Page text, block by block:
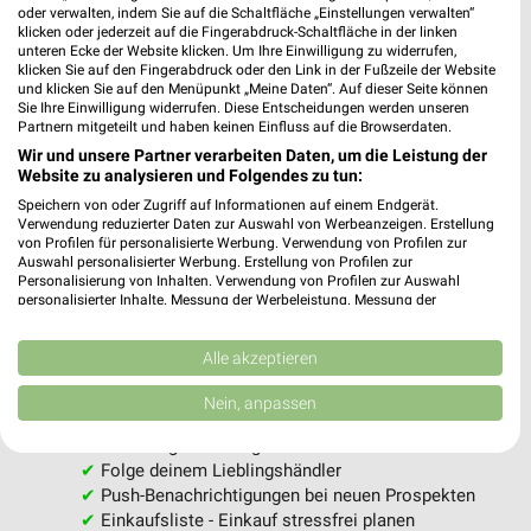
Jetzt alle "Angebote ab Donnerstag" Themen entdecken!
MEHR PROSPEKTE
weekli - Prospekte & Angebote App
Alle PENNY Angebote immer griffbereit – mit der kostenlosen
weekli App für iOS & Android.
✔ Folge deinem Lieblingshändler
✔ Push-Benachrichtigungen bei neuen Prospekten
✔ Einkaufsliste - Einkauf stressfrei planen
oder verwalten, indem Sie auf die Schaltfläche „Einstellungen verwalten“
klicken oder jederzeit auf die Fingerabdruck-Schaltfläche in der linken
unteren Ecke der Website klicken. Um Ihre Einwilligung zu widerrufen,
klicken Sie auf den Fingerabdruck oder den Link in der Fußzeile der Website
und klicken Sie auf den Menüpunkt „Meine Daten“. Auf dieser Seite können
Sie Ihre Einwilligung widerrufen. Diese Entscheidungen werden unseren
Partnern mitgeteilt und haben keinen Einfluss auf die Browserdaten.
Wir und unsere Partner verarbeiten Daten, um die Leistung der
Website zu analysieren und Folgendes zu tun:
Speichern von oder Zugriff auf Informationen auf einem Endgerät.
Verwendung reduzierter Daten zur Auswahl von Werbeanzeigen. Erstellung
von Profilen für personalisierte Werbung. Verwendung von Profilen zur
Auswahl personalisierter Werbung. Erstellung von Profilen zur
Personalisierung von Inhalten. Verwendung von Profilen zur Auswahl
personalisierter Inhalte. Messung der Werbeleistung. Messung der
Kombinationen von Daten aus verschiedenen Quellen. Entwicklung und
Verbesserung der Angebote. Verwendung reduzierter Daten zur Auswahl
von Inhalten.
Daten können außerhalb der Europäischen Union weitergegeben und in die
USA gesendet werden.
Website/App.
Partnerliste anzeigen (1 IAB-Anbieter)
Wir nutzen Ihre Daten für folgende Zwecke:
Alle akzeptieren
Nein, anpassen